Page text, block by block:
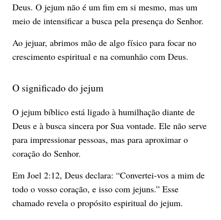
Deus. O jejum não é um fim em si mesmo, mas um
meio de intensificar a busca pela presença do Senhor.
Ao jejuar, abrimos mão de algo físico para focar no
crescimento espiritual e na comunhão com Deus.
O significado do jejum
O jejum bíblico está ligado à humilhação diante de
Deus e à busca sincera por Sua vontade. Ele não serve
para impressionar pessoas, mas para aproximar o
coração do Senhor.
Em Joel 2:12, Deus declara: “Convertei-vos a mim de
todo o vosso coração, e isso com jejuns.” Esse
chamado revela o propósito espiritual do jejum.